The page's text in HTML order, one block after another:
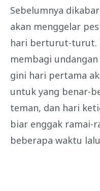
Sebelumnya
akan menggelar
hari berturut-turut.
membagi undangan
gini hari pertama
untuk yang benar-
teman, dan hari
biar enggak ramai-
beberapa waktu